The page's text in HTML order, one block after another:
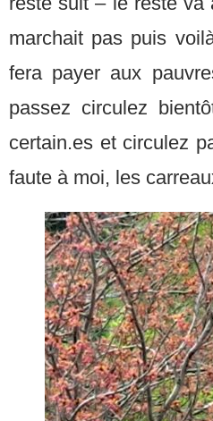
marchait pas puis
fera payer aux
passez circulez
certain.es et circulez
faute à moi, les